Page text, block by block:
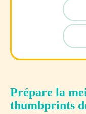
Prépare la
thumbprints